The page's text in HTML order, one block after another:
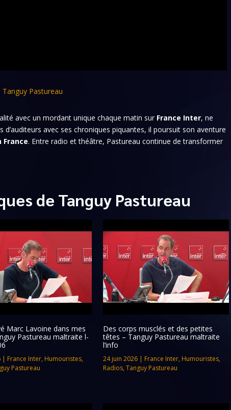
Tanguy Pastureau
avec un mordant unique chaque matin sur France Inter, ne
d’auditeurs avec ses chroniques piquantes, il poursuit son aventure
. Entre radio et théâtre, Pastureau continue de transformer
de Tanguy Pastureau
Marc Lavoine dans mes
Pastureau maltraite l-
| France Inter, Humouristes,
Pastureau
Des corps musclés et des petites
têtes – Tanguy Pastureau maltraite
l’info
24 juin 2026| France Inter, Humouristes,
Radios, Tanguy Pastureau